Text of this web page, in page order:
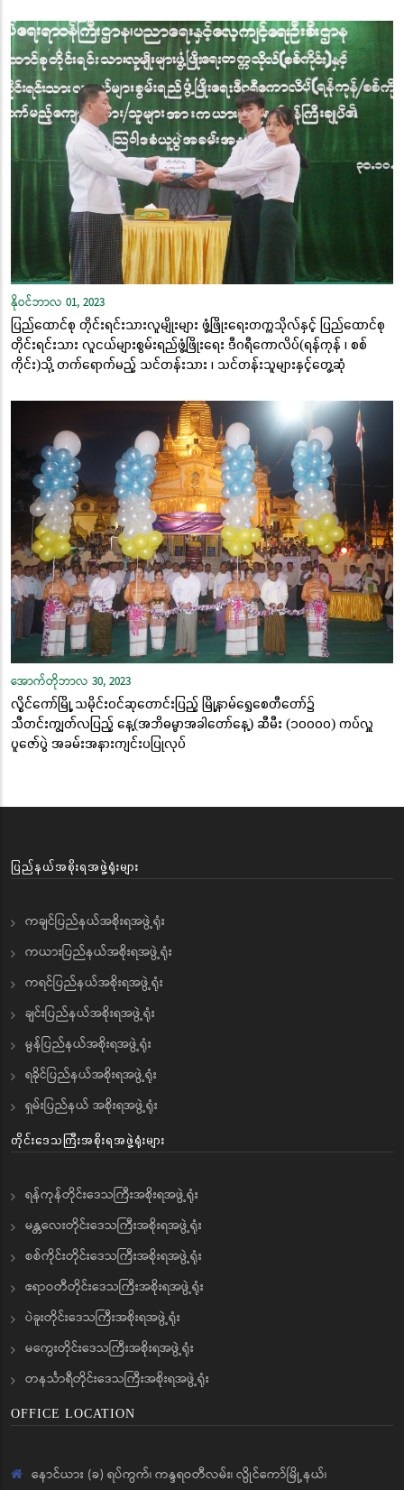
နိုဝင်ဘာလ 01, 2023
ပြည်ထောင်စု တိုင်းရင်းသားလူမျိုးများ ဖွံ့ဖြိုးရေးတက္ကသိုလ်နှင့် ပြည်ထောင်စု
တိုင်းရင်းသား လူငယ်များစွမ်းရည်ဖွံ့ဖြိုးရေး ဒီဂရီကောလိပ်(ရန်ကုန် ၊ စစ်
ကိုင်း)သို့ တက်ရောက်မည့် သင်တန်းသား ၊ သင်တန်းသူများနှင့်တွေ့ဆုံ
အောက်တိုဘာလ 30, 2023
လွိုင်ကော်မြို့ သမိုင်းဝင်ဆုတောင်းပြည့် မြို့နာမ်ရွှေစေတီတော်၌
သီတင်းကျွတ်လပြည့် နေ့(အဘိဓမ္မာအခါတော်နေ့) ဆီမီး (၁၀၀၀၀) ကပ်လှူ
ပူဇော်ပွဲ အခမ်းအနားကျင်းပပြုလုပ်
ပြည်နယ်အစိုးရအဖွဲ့ရုံးများ
ကချင်ပြည်နယ်အစိုးရအဖွဲ့ရုံး
ကယားပြည်နယ်အစိုးရအဖွဲ့ရုံး
ကရင်ပြည်နယ်အစိုးရအဖွဲ့ရုံး
ချင်းပြည်နယ်အစိုးရအဖွဲ့ရုံး
မွန်ပြည်နယ်အစိုးရအဖွဲ့ရုံး
ရခိုင်ပြည်နယ်အစိုးရအဖွဲ့ရုံး
ရှမ်းပြည်နယ် အစိုးရအဖွဲ့ရုံး
တိုင်းဒေသကြီးအစိုးရအဖွဲ့ရုံးများ
ရန်ကုန်တိုင်းဒေသကြီးအစိုးရအဖွဲ့ရုံး
မန္တလေးတိုင်းဒေသကြီးအစိုးရအဖွဲ့ရုံး
စစ်ကိုင်းတိုင်းဒေသကြီးအစိုးရအဖွဲ့ရုံး
ဧရာဝတီတိုင်းဒေသကြီးအစိုးရအဖွဲ့ရုံး
ပဲခူးတိုင်းဒေသကြီးအစိုးရအဖွဲ့ရုံး
မကွေးတိုင်းဒေသကြီးအစိုးရအဖွဲ့ရုံး
တနင်္သာရီတိုင်းဒေသကြီးအစိုးရအဖွဲ့ရုံး
OFFICE LOCATION
နောင်ယား (ခ) ရပ်ကွက်၊ ကန္ဒရဝတီလမ်း၊ လွိုင်ကော်မြို့နယ်၊